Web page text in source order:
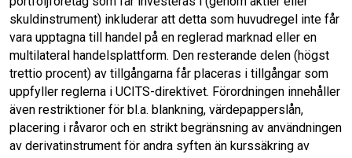
skuldinstrument) inkluderar att detta som huvudregel inte får
vara upptagna till handel på en reglerad marknad eller en
multilateral handelsplattform. Den resterande delen (högst
trettio procent) av tillgångarna får placeras i tillgångar som
uppfyller reglerna i UCITS-direktivet. Förordningen innehåller
även restriktioner för bl.a. blankning, värdepapperslån,
placering i råvaror och en strikt begränsning av användningen
av derivatinstrument för andra syften än kurssäkring av